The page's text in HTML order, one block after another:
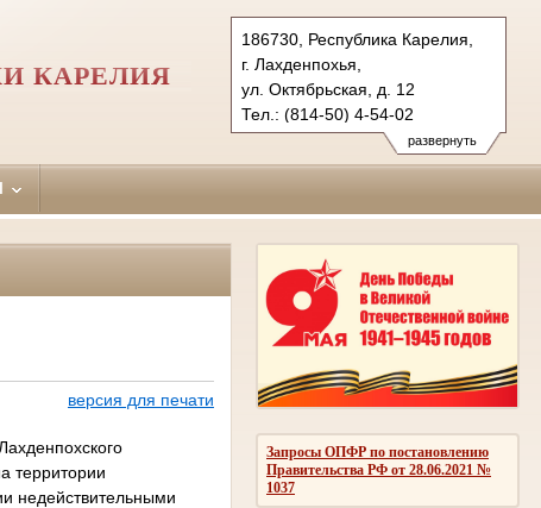
развернуть
186730, Республика Карелия,
г. Лахденпохья,
ул. Октябрьская, д. 12
Тел.: (814-50) 4-54-02
lahdenpohsky.kar@sudrf.ru
КАРЕЛИЯ
Запросы ОПФР по постановлению
Правительства РФ от 28.06.2021 №
1037
версия для печати
территории
недействительными